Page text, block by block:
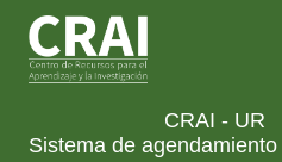
CRAI - UR
Sistema de